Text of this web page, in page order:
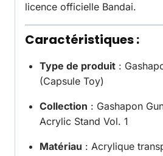
licence officielle Bandai.
Caractéristiques :
Type de produit :
(Capsule Toy)
Collection : Gashapon
Acrylic Stand Vol. 1
Matériau : Acrylique